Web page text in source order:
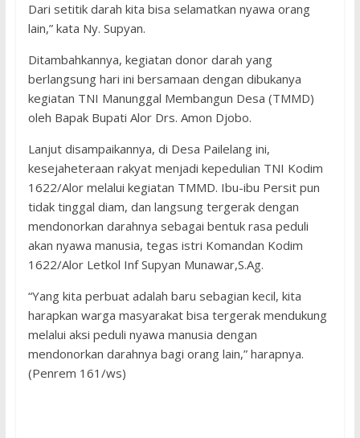
Dari setitik darah kita bisa selamatkan nyawa orang
lain,” kata Ny. Supyan.
Ditambahkannya, kegiatan donor darah yang
berlangsung hari ini bersamaan dengan dibukanya
kegiatan TNI Manunggal Membangun Desa (TMMD)
oleh Bapak Bupati Alor Drs. Amon Djobo.
Lanjut disampaikannya, di Desa Pailelang ini,
kesejaheteraan rakyat menjadi kepedulian TNI Kodim
1622/Alor melalui kegiatan TMMD. Ibu-ibu Persit pun
tidak tinggal diam, dan langsung tergerak dengan
mendonorkan darahnya sebagai bentuk rasa peduli
akan nyawa manusia, tegas istri Komandan Kodim
1622/Alor Letkol Inf Supyan Munawar,S.Ag.
“Yang kita perbuat adalah baru sebagian kecil, kita
harapkan warga masyarakat bisa tergerak mendukung
melalui aksi peduli nyawa manusia dengan
mendonorkan darahnya bagi orang lain,” harapnya.
(Penrem 161/ws)